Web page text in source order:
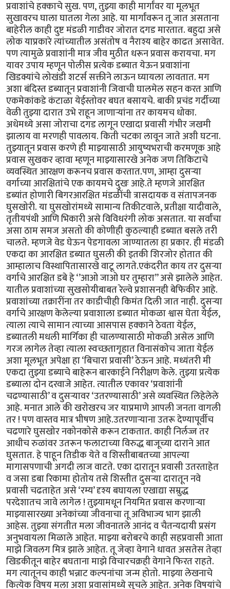
प्रवाशांचे हक्काचे सुख. पण, तुझ्या काही मार्गांवर या मूलभूत
सुखावरच घाला घातला गेला आहे. या मार्गांवरून तू जात असताना
बाहेरील काही दुष्ट मंडळी गाडीवर जोरात दगड मारतात. बहुदा असे
लोक याप्रकारे त्यांच्यातील असंतोष व नैराश्य बाहेर काढत असावेत.
पण त्यामुळे प्रवाशांनी मात्र जीव मुठीत धरून प्रवास करायचा. मग
यावर उपाय म्हणून पोलीस प्रत्येक डब्यात येऊन प्रवाशांना
खिडक्यांचे लोखंडी शटर्स सक्तीने लाऊन घ्यायला लावतात. मग
अशा बंदिस्त डब्यातून प्रवाशांनी जिवाची घालमेल सहन करत आणि
एकमेकांकडे कंटाळा येईस्तोवर बघत बसायचे. बाकी प्रचंड गर्दीच्या
वेळी तुझ्या दारात उभे राहून जाणाऱ्यांना तर कायमच धोका.
अधेमध्ये असा जोराचा दगड लागून एखादा प्रवासी गंभीर जखमी
झालाय वा मरणही पावलाय. किती चटका लावून जाते अशी घटना.
तुझ्यातून प्रवास करणे ही माझ्यासाठी आयुष्यभराची करमणूक आहे
प्रवास सुखकर व्हावा म्हणून माझ्यासारखे अनेक जण तिकिटाचे
व्यवस्थित आरक्षण करूनच प्रवास करतात.पण, आम्हा दुसऱ्या
वर्गाच्या आरक्षितांचे एक कायमचे दुखः आहे.ते म्हणजे आरक्षित
डब्यांत होणारी बिगरआरक्षित मंडळींची त्रासदायक व संतापजनक
घुसखोरी. या घुसखोरांमध्ये सामान्य तिकीटवाले, प्रतीक्षा यादीवाले,
तृतीयपंथी आणि भिकारी असे विविधरंगी लोक असतात. या सर्वांचा
असा ठाम समज असतो की कोणीही कुठल्याही डब्यात बसले तरी
चालते. म्हणजे वेड घेऊन पेडगावला जाण्यातला हा प्रकार. ही मंडळी
एकदा का आरक्षित डब्यात घुसली की इतकी शिरजोर होतात की
आम्हालाच विस्थापितासारखे वाटू लागते.एकंदरीत काय तर दुसऱ्या
वर्गाचे आरक्षित डबे हे ‘’आओ जाओ घर तुम्हारा’’ असे झालेले आहेत.
यातील प्रवाशांच्या सुखसोयीबाबत रेल्वे प्रशासनही बेफिकीर आहे.
प्रवाशांच्या तक्रारींना तर काडीचीही किमंत दिली जात नाही. दुसऱ्या
वर्गाचे आरक्षण केलेल्या प्रवाशाला डब्यात मोकळा श्वास घेता येईल,
त्याला त्याचे सामान त्याच्या आसपास हक्काने ठेवता येईल,
डब्यातली मधली मार्गिका ही चालण्यासाठी मोकळी असेल आणि
गरज लागेल तेव्हा त्याला स्वच्छतागृहात विनासंकोच जाता येईल
अशा मूलभूत अपेक्षा हा ‘बिचारा प्रवासी’ ठेऊन आहे. मध्यंतरी मी
एकदा तुझ्या डब्याचे बाहेरून बारकाईने निरीक्षण केले. तुझ्या प्रत्येक
डब्याला दोन दरवाजे आहेत. त्यातील एकावर ‘प्रवाशांनी
चढण्यासाठी’ व दुसऱ्यावर ‘उतरण्यासाठी’ असे व्यवस्थित लिहेलेले
आहे. मनात आले की खरोखरच जर याप्रमाणे आपली जनता वागली
तर ! पण वास्तव मात्र भीषण आहे.उतरणाऱ्याना उतरू देण्यापूर्वीच
चढणारे घुसखोर नकोनकोसे करून टाकतात. काही निर्लज्ज तर
आधीच रुळांवर उतरून फलाटाच्या विरुद्ध बाजूच्या दाराने आत
घुसतात. हे पाहून तिडीक येते व शिस्तीबाबतच्या आपल्या
मागासपणाची अगदी लाज वाटते. एका दारातून प्रवासी उतरताहेत
व जसा डबा रिकामा होतोय तसे शिस्तीत दुसऱ्या दारातून नवे
प्रवासी चढताहेत असे ‘रम्य’ दृश्य बघायला एखाद्या सम्रुद्ध
परदेशातच जावे लागेल ! तुझ्यामधून नियमित प्रवास करणाऱ्या
माझ्यासारख्या अनेकांच्या जीवनाचा तू अविभाज्य भाग झाली
आहेस. तुझ्या संगतीत मला जीवनातले आनंद व चैतन्यदायी प्रसंग
अनुभवायला मिळाले आहेत. माझ्या बरोबरचे काही सहप्रवासी आता
माझे जिवलग मित्र झाले आहेत. तू जेव्हा वेगाने धावत असतेस तेव्हा
खिडकीतून बाहेर बघताना माझे विचारचक्रही वेगाने फिरत राहते.
मग त्यातूनच काही भन्नाट कल्पनांचा जन्म होतो. माझ्या लेखनाचे
कित्येक विषय मला अशा प्रवासांमध्ये सुचले आहेत. अनेक विषयांचे